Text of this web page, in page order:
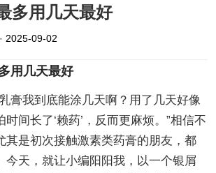
多用几天最好
2025-09-02
用几天最好
膏我到底能涂几天啊？用了几天好像
间长了‘赖药’，反而更麻烦。”相信不
其是初次接触激素类药膏的朋友，都
今天，就让小编阳阳我，以一个银屑